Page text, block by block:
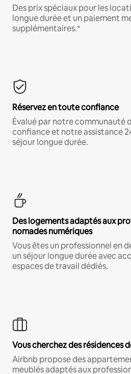
Des prix spéciaux pour les
longue durée et un paiement
supplémentaires.*
Réservez en toute confiance
Évalué par notre communauté
confiance et notre assistance
séjour longue durée.
Des logements adaptés aux
nomades numériques
Vous êtes un professionnel en
un séjour longue durée avec
espaces de travail dédiés.
Vous cherchez des résidences
Airbnb propose des
meublés adaptés aux